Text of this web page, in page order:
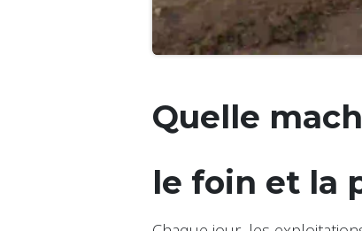
Quelle
le foin et la